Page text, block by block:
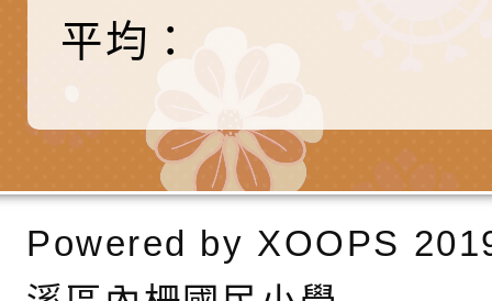
https://reurl.cc/
「桃園市114學年度
梯次含複訓暨魏氏五
用分析培訓研習」之
調整
乳相關宣導推廣圖卡
檢送桃園市政府LED
益，本府家庭暴力暨
治中心依常見案例製
剝削防制宣導影片
有關「桃園市 115
中學藝術才能音樂班
會」
檢送桃園市政府家庭
「115年度祖孫樂淘
函轉本府新聞處檢送
平均：
Powered by XOOPS